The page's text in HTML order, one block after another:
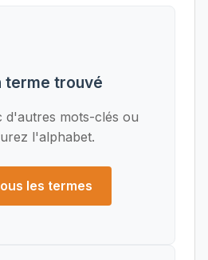
terme trouvé
d'autres mots-clés ou
l'alphabet.
les termes